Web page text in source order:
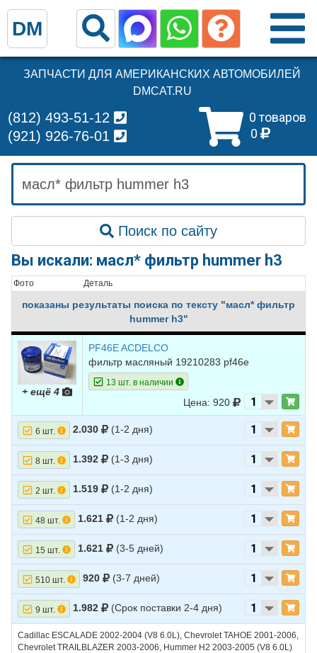
ЗАПЧАСТИ ДЛЯ АМЕРИКАНСКИХ АВТОМОБИЛЕЙ
DMCAT.RU
0 товаров
0
(812) 493-51-12
(921) 926-76-01
Поиск по сайту
Вы искали: масл* фильтр hummer h3
Фото Деталь
показаны результаты поиска по тексту "масл* фильтр
hummer h3"
+ ещё 4
PF46E ACDELCO
фильтр масляный 19210283 pf46e
13 шт. в наличии
Цена: 920
6 шт. 2.030 (1-2 дня)
8 шт. 1.392 (1-3 дня)
2 шт. 1.519 (1-2 дня)
48 шт. 1.621 (1-2 дня)
15 шт. 1.621 (3-5 дней)
510 шт. 920 (3-7 дней)
9 шт. 1.982 (Срок поставки 2-4 дня)
Cadillac ESCALADE 2002-2004 (V8 6.0L), Chevrolet TAHOE 2001-2006,
Chevrolet TRAILBLAZER 2003-2006, Hummer H2 2003-2005 (V8 6.0L)
DM